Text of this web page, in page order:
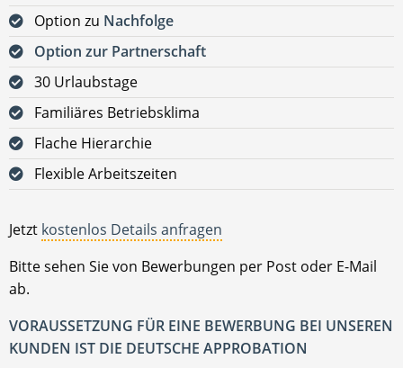
Option zu Nachfolge
Option zur Partnerschaft
30 Urlaubstage
Familiäres Betriebsklima
Flache Hierarchie
Flexible Arbeitszeiten
Jetzt kostenlos Details anfragen
Bitte sehen Sie von Bewerbungen per Post oder E-Mail
ab.
VORAUSSETZUNG FÜR EINE BEWERBUNG BEI UNSEREN
KUNDEN IST DIE DEUTSCHE APPROBATION